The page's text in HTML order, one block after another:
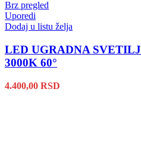
Brz pregled
Uporedi
Dodaj u listu želja
LED UGRADNA
3000K 60°
4.400,00 RSD